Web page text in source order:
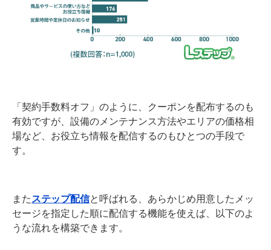
「契約手数料オフ」のように、クーポンを配布するのも
有効ですが、設備のメンテナンス方法やエリアの価格相
場など、お役立ち情報を配信するのもひとつの手段で
す。
また ステップ配信と呼ばれる、あらかじめ用意したメッ
セージを指定した順に配信する機能を使えば、以下のよ
うな流れを構築できます。